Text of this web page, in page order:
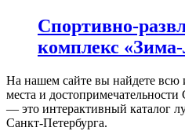
Спортивно-
комплекс
На нашем сайте вы найдете
места и
— это интерактивный каталог
Санкт-Петербурга.